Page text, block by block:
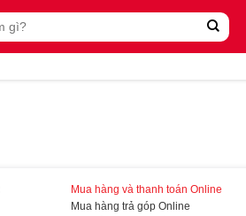
Mua hàng và thanh toán Online
Mua hàng trả góp Online